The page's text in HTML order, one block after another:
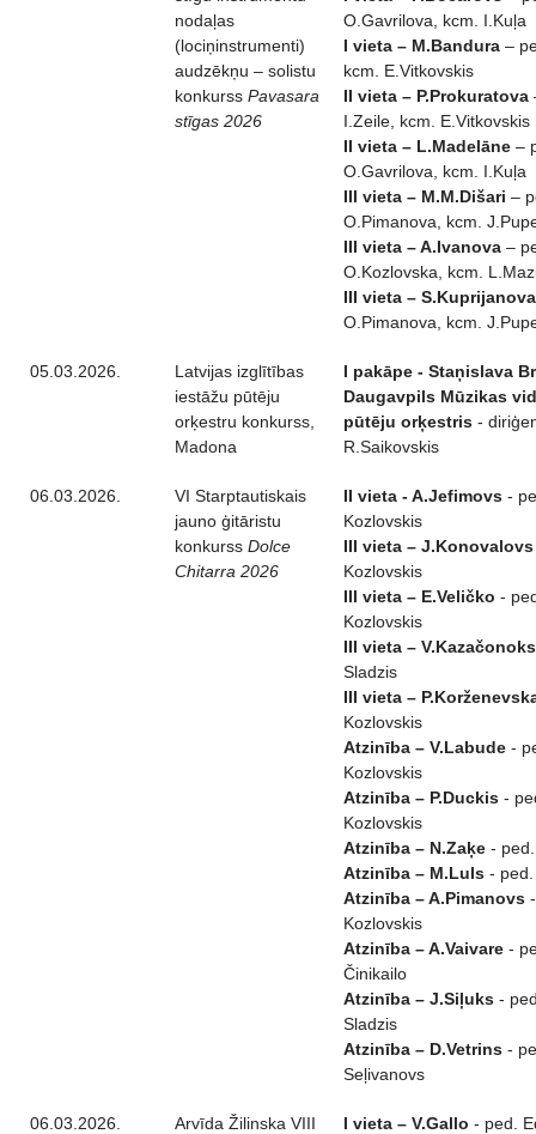
nodaļas
(lociņinstrumenti)
audzēkņu – solistu
konkurss Pavasara
stīgas 2026
O.Gavrilova, kcm. I.Kuļa
I vieta – M.Bandura –
kcm. E.Vitkovskis
II vieta – P.Prokuratova
I.Zeile, kcm. E.Vitkovskis
II vieta – L.Madelāne –
O.Gavrilova, kcm. I.Kuļa
III vieta – M.M.Dišari –
O.Pimanova, kcm.
III vieta – A.Ivanova –
O.Kozlovska, kcm.
III vieta – S.Kuprijanova
O.Pimanova, kcm.
05.03.2026.
Latvijas izglītības
iestāžu pūtēju
orķestru konkurss,
Madona
I pakāpe - Staņislava
Daugavpils Mūzikas
pūtēju orķestris -
R.Saikovskis
06.03.2026.
VI Starptautiskais
jauno ģitāristu
konkurss Dolce
Chitarra 2026
II vieta - A.Jefimovs -
Kozlovskis
III vieta – J.Konovalovs
Kozlovskis
III vieta – E.Veličko -
Kozlovskis
III vieta – V.Kazačonoks
Sladzis
III vieta –
Kozlovskis
Atzinība – V.Labude -
Kozlovskis
Atzinība – P.Duckis -
Kozlovskis
Atzinība – N.Zaķe -
Atzinība – M.Luls -
Atzinība – A.Pimanovs
Kozlovskis
Atzinība – A.Vaivare -
Činikailo
Atzinība – J.Siļuks -
Sladzis
Atzinība – D.Vetrins -
Seļivanovs
06.03.2026.
Arvīda Žilinska VIII
I vieta – V.Gallo - ped.